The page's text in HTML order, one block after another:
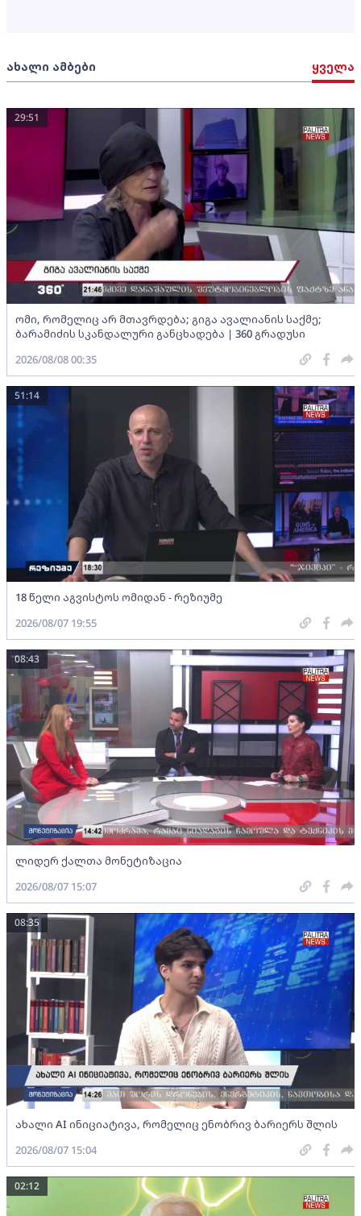
ახალი ამბები ყველა
ომი, რომელიც არ მთავრდება; გიგა ავალიანის საქმე;
ბარამიძის სკანდალური განცხადება | 360 გრადუსი
29:51
2026/08/08 00:35
18 წელი აგვისტოს ომიდან - რეზიუმე
51:14
2026/08/07 19:55
ლიდერ ქალთა მონეტიზაცია
08:43
2026/08/07 15:07
ახალი AI ინიციატივა, რომელიც ენობრივ ბარიერს შლის
08:35
2026/08/07 15:04
02:12